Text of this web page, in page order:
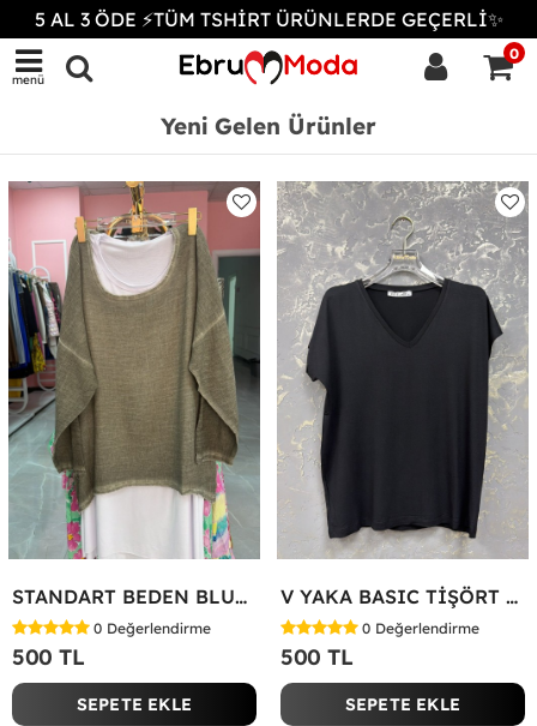
5 AL 3 ÖDE ⚡TÜM TSHİRT ÜRÜNLERDE GEÇERLİ✨
menü
0
Yeni Gelen Ürünler
STANDART BEDEN BLUZ Yeşil
0 Değerlendirme
500 TL
SEPETE EKLE
V YAKA BASIC TİŞÖRT Siyah
0 Değerlendirme
500 TL
SEPETE EKLE